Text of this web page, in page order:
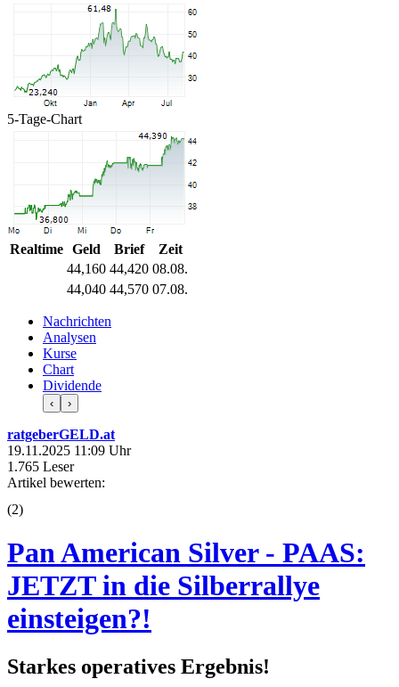
5-Tage-Chart
Realtime Geld Brief
Zeit
44,160 44,420 08.08.
44,040 44,570 07.08.
Nachrichten
Analysen
Kurse
Chart
Dividende
‹ ›
ratgeberGELD.at
19.11.2025 11:09 Uhr
1.765 Leser
Artikel bewerten:
(2)
Pan American Silver - PAAS:
JETZT in die Silberrallye
einsteigen?!
Starkes operatives Ergebnis!